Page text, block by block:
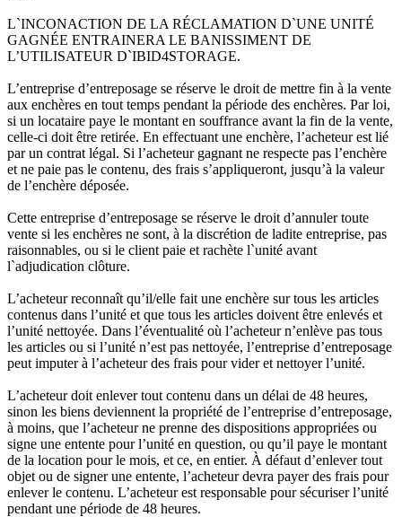
L`INCONACTION DE LA RÉCLAMATION D`UNE UNITÉ
GAGNÉE ENTRAINERA LE BANISSIMENT DE
L’UTILISATEUR D`IBID4STORAGE.
L’entreprise d’entreposage se réserve le droit de mettre fin à la vente
aux enchères en tout temps pendant la période des enchères. Par loi,
si un locataire paye le montant en souffrance avant la fin de la vente,
celle-ci doit être retirée. En effectuant une enchère, l’acheteur est lié
par un contrat légal. Si l’acheteur gagnant ne respecte pas l’enchère
et ne paie pas le contenu, des frais s’appliqueront, jusqu’à la valeur
de l’enchère déposée.
Cette entreprise d’entreposage se réserve le droit d’annuler toute
vente si les enchères ne sont, à la discrétion de ladite entreprise, pas
raisonnables, ou si le client paie et rachète l`unité avant
l`adjudication clôture.
L’acheteur reconnaît qu’il/elle fait une enchère sur tous les articles
contenus dans l’unité et que tous les articles doivent être enlevés et
l’unité nettoyée. Dans l’éventualité où l’acheteur n’enlève pas tous
les articles ou si l’unité n’est pas nettoyée, l’entreprise d’entreposage
peut imputer à l’acheteur des frais pour vider et nettoyer l’unité.
L’acheteur doit enlever tout contenu dans un délai de 48 heures,
sinon les biens deviennent la propriété de l’entreprise d’entreposage,
à moins, que l’acheteur ne prenne des dispositions appropriées ou
signe une entente pour l’unité en question, ou qu’il paye le montant
de la location pour le mois, et ce, en entier. À défaut d’enlever tout
objet ou de signer une entente, l’acheteur devra payer des frais pour
enlever le contenu. L’acheteur est responsable pour sécuriser l’unité
pendant une période de 48 heures.